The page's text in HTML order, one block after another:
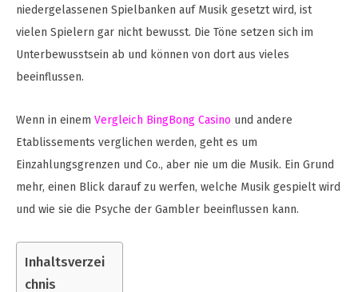
niedergelassenen Spielbanken auf Musik gesetzt wird, ist
vielen Spielern gar nicht bewusst. Die Töne setzen sich im
Unterbewusstsein ab und können von dort aus vieles
beeinflussen.
Wenn in einem Vergleich BingBong Casino und andere
Etablissements verglichen werden, geht es um
Einzahlungsgrenzen und Co., aber nie um die Musik. Ein Grund
mehr, einen Blick darauf zu werfen, welche Musik gespielt wird
und wie sie die Psyche der Gambler beeinflussen kann.
Inhaltsverzei
chnis